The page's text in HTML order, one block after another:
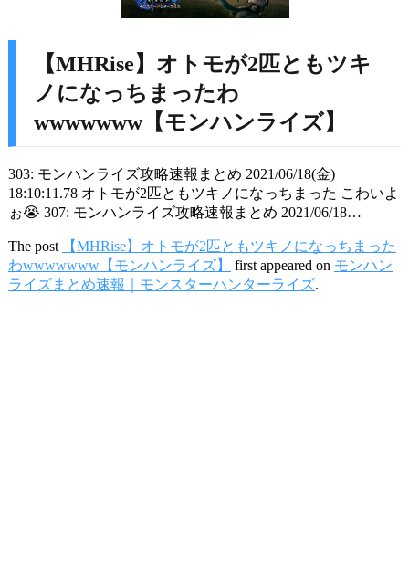
【MHRise】オトモが2匹ともツキ
ノになっちまったわ
wwwwwww【モンハンライズ】
303: モンハンライズ攻略速報まとめ 2021/06/18(金)
18:10:11.78 オトモが2匹ともツキノになっちまった こわいよ
ぉ😭 307: モンハンライズ攻略速報まとめ 2021/06/18…
The post
【MHRise】オトモが2匹ともツキノになっちまった
わwwwwwww【モンハンライズ】
first appeared on モンハン
ライズまとめ速報｜モンスターハンターライズ.